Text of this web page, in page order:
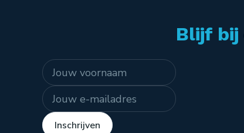
Blijf bij
Naam
E-mailadres
Inschrijven